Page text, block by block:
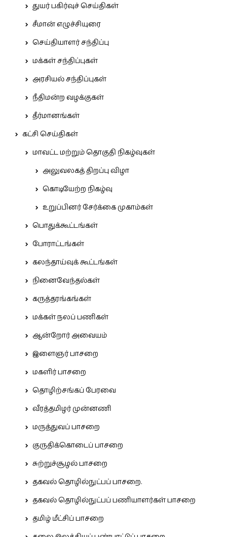
துயர் பகிர்வுச் செய்திகள்
சீமான் எழுச்சியுரை
செய்தியாளர் சந்திப்பு
மக்கள் சந்திப்புகள்
அரசியல் சந்திப்புகள்
நீதிமன்ற வழக்குகள்
தீர்மானங்கள்
கட்சி செய்திகள்
மாவட்ட மற்றும் தொகுதி நிகழ்வுகள்
அலுவலகத் திறப்பு விழா
கொடியேற்ற நிகழ்வு
உறுப்பினர் சேர்க்கை முகாம்கள்
பொதுக்கூட்டங்கள்
போராட்டங்கள்
கலந்தாய்வுக் கூட்டங்கள்
நினைவேந்தல்கள்
கருத்தரங்கங்கள்
மக்கள் நலப் பணிகள்
ஆன்றோர் அவையம்
இளைஞர் பாசறை
மகளிர் பாசறை
தொழிற்சங்கப் பேரவை
வீரத்தமிழர் முன்னணி
மருத்துவப் பாசறை
குருதிக்கொடைப் பாசறை
சுற்றுச்சூழல் பாசறை
தகவல் தொழில்நுட்பப் பாசறை.
தகவல் தொழில்நுட்பப் பணியாளர்கள் பாசறை
தமிழ் மீட்சிப் பாசறை